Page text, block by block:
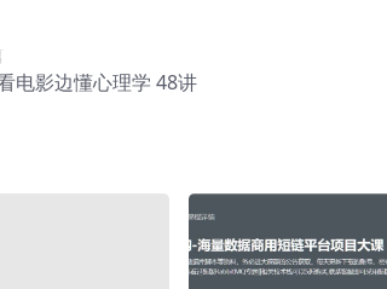
电影边懂心理学 48讲